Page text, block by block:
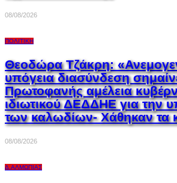
08/08/2026
ΠΟΛΙΤΙΚΉ
Θεοδώρα Τζάκρη:
υπόγεια διασύνδεση
Πρωτοφανής αμέλεια
ιδιωτικού ΔΕΔΔΗΕ για την
των καλωδίων- Χάθηκαν τα
08/08/2026
Δ.ΑΛΜΩΠΊΑΣ